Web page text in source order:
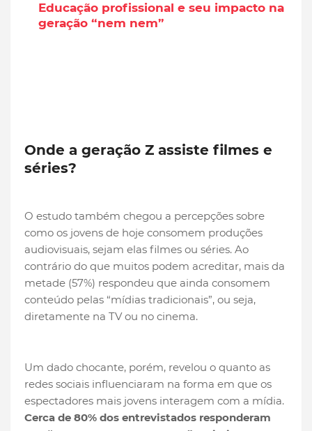
Educação profissional e seu impacto na
geração “nem nem”
Onde a geração Z assiste filmes e
séries?
O estudo também chegou a percepções sobre
como os jovens de hoje consomem produções
audiovisuais, sejam elas filmes ou séries. Ao
contrário do que muitos podem acreditar, mais da
metade (57%) respondeu que ainda consomem
conteúdo pelas “mídias tradicionais”, ou seja,
diretamente na TV ou no cinema.
Um dado chocante, porém, revelou o quanto as
redes sociais influenciaram na forma em que os
espectadores mais jovens interagem com a mídia.
Cerca de 80% dos entrevistados responderam